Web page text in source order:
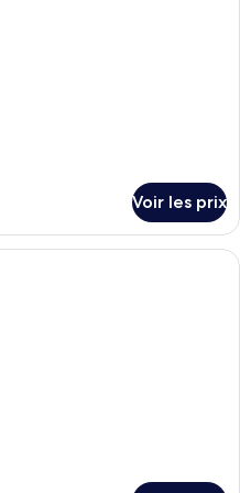
Voir les prix
Une chambre d’hôtel avec deux lits,